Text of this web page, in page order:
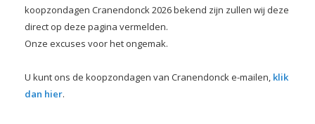
koopzondagen Cranendonck 2026 bekend zijn zullen wij deze
direct op deze pagina vermelden.
Onze excuses voor het ongemak.
U kunt ons de koopzondagen van Cranendonck e-mailen, klik
dan hier.